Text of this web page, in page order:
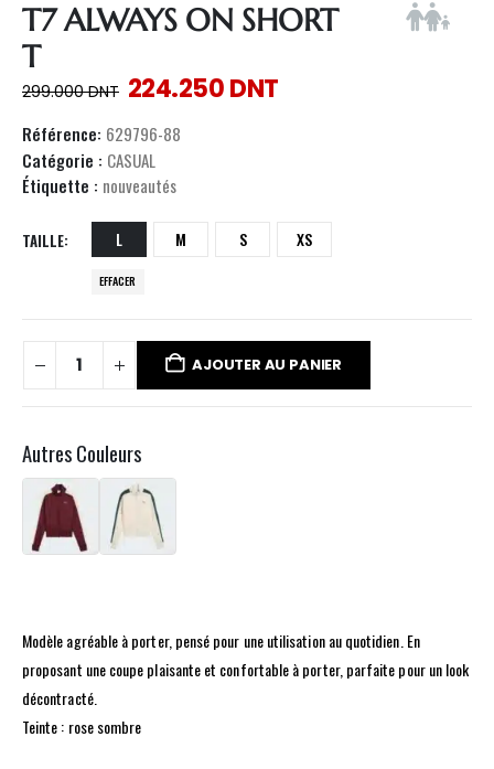
T7 ALWAYS ON SHORT
T
299.000DNT 224.250DNT
Référence: 629796-88
Catégorie : CASUAL
Étiquette : nouveautés
TAILLE L M S XS
EFFACER
AJOUTER AU PANIER
Autres Couleurs
Modèle agréable à porter, pensé pour une utilisation au quotidien. En
proposant une coupe plaisante et confortable à porter, parfaite pour un look
décontracté.
Teinte : rose sombre